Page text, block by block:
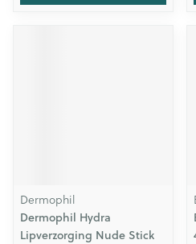
Dermophil
Dermophil Hydra
Lipverzorging Nude Stick